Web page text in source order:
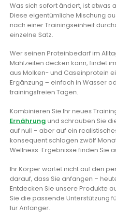
Was sich sofort ändert, ist etwas
Diese eigentümliche Mischung
nach einer Trainingseinheit
einzelne Satz.
Wer seinen Proteinbedarf im
Mahlzeiten decken kann, findet im
aus Molken- und Caseinprotein
Ergänzung – einfach in Wasser
trainingsfreien Tagen.
Kombinieren Sie Ihr neues
Ernährung und schrauben Sie
auf null – aber auf ein
konsequent schlagen zwölf
Wellness-Ergebnisse finden Sie
Ihr Körper wartet nicht auf den
darauf, dass Sie anfangen –
Entdecken Sie unsere Produkte
Sie die passende Unterstützung
für Anfänger.